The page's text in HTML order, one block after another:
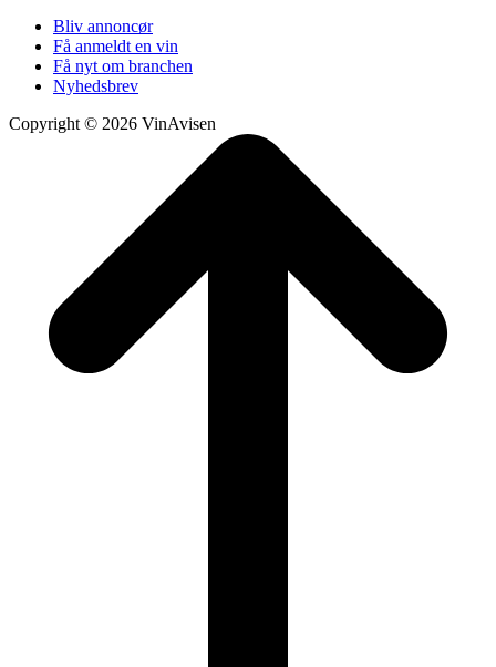
Bliv annoncør
Få anmeldt en vin
Få nyt om branchen
Nyhedsbrev
Copyright © 2026 VinAvisen